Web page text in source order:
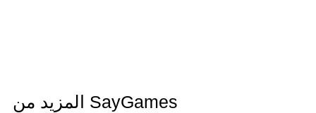
المزيد من SayGames